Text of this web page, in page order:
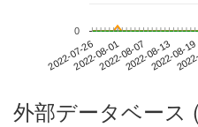
2022-07-262022-08-012022-08-072022-08-132022-08-19
0
外部データベース